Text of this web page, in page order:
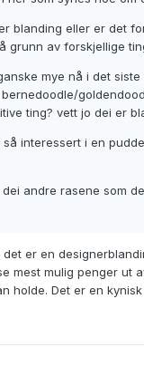
blanding eller er det
grunn av forskjellige
mye nå i det
ting? vett jo dei er
så interessert i en
andre rasene som
er en
mest mulig penger ut
holde. Det er en